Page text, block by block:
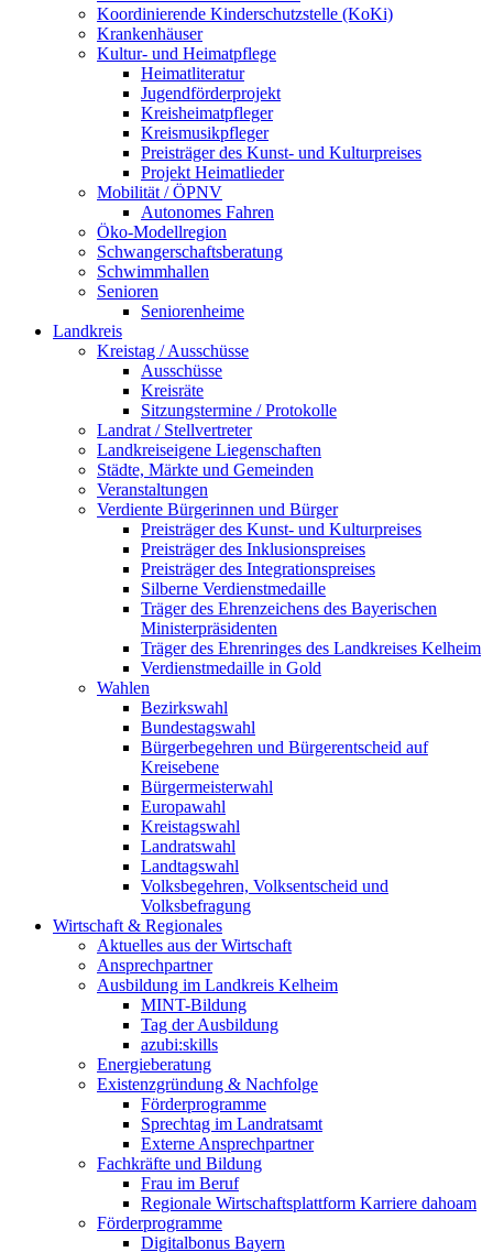
Koordinierende Kinderschutzstelle (KoKi)
Krankenhäuser
Kultur- und Heimatpflege
Heimatliteratur
Jugendförderprojekt
Kreisheimatpfleger
Kreismusikpfleger
Preisträger des Kunst- und Kulturpreises
Projekt Heimatlieder
Mobilität / ÖPNV
Autonomes Fahren
Öko-Modellregion
Schwangerschaftsberatung
Schwimmhallen
Senioren
Seniorenheime
Landkreis
Kreistag / Ausschüsse
Ausschüsse
Kreisräte
Sitzungstermine / Protokolle
Landrat / Stellvertreter
Landkreiseigene Liegenschaften
Städte, Märkte und Gemeinden
Veranstaltungen
Verdiente Bürgerinnen und Bürger
Preisträger des Kunst- und Kulturpreises
Preisträger des Inklusionspreises
Preisträger des Integrationspreises
Silberne Verdienstmedaille
Träger des Ehrenzeichens des Bayerischen
Ministerpräsidenten
Träger des Ehrenringes des Landkreises Kelheim
Verdienstmedaille in Gold
Wahlen
Bezirkswahl
Bundestagswahl
Bürgerbegehren und Bürgerentscheid auf
Kreisebene
Bürgermeisterwahl
Europawahl
Kreistagswahl
Landratswahl
Landtagswahl
Volksbegehren, Volksentscheid und
Volksbefragung
Wirtschaft & Regionales
Aktuelles aus der Wirtschaft
Ansprechpartner
Ausbildung im Landkreis Kelheim
MINT-Bildung
Tag der Ausbildung
azubi:skills
Energieberatung
Existenzgründung & Nachfolge
Förderprogramme
Sprechtag im Landratsamt
Externe Ansprechpartner
Fachkräfte und Bildung
Frau im Beruf
Regionale Wirtschaftsplattform Karriere dahoam
Förderprogramme
Digitalbonus Bayern